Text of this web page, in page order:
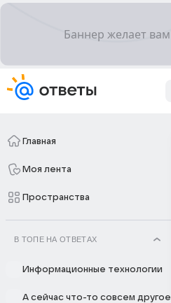
Главная
Моя лента
Пространства
В ТОПЕ НА ОТВЕТАХ
Информационные технологии
А сейчас что-то совсем другое